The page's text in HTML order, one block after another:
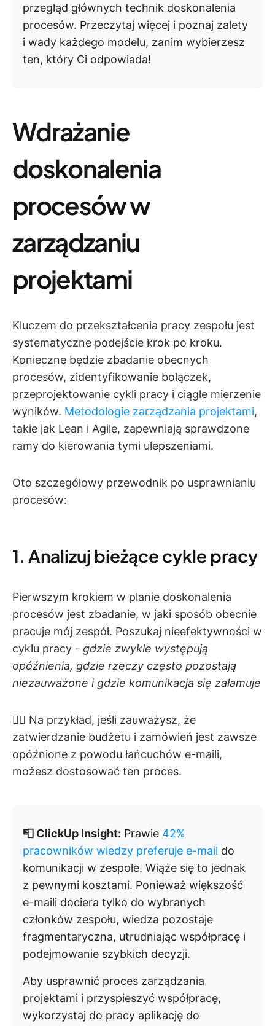
przegląd głównych technik doskonalenia
procesów. Przeczytaj więcej i poznaj zalety
i wady każdego modelu, zanim wybierzesz
ten, który Ci odpowiada!
Wdrażanie
doskonalenia
procesów w
zarządzaniu
projektami
Kluczem do przekształcenia pracy zespołu jest
systematyczne podejście krok po kroku.
Konieczne będzie zbadanie obecnych
procesów, zidentyfikowanie bolączek,
przeprojektowanie cykli pracy i ciągłe mierzenie
wyników. Metodologie zarządzania projektami,
takie jak Lean i Agile, zapewniają sprawdzone
ramy do kierowania tymi ulepszeniami.
Oto szczegółowy przewodnik po usprawnianiu
procesów:
1. Analizuj bieżące cykle pracy
Pierwszym krokiem w planie doskonalenia
procesów jest zbadanie, w jaki sposób obecnie
pracuje mój zespół. Poszukaj nieefektywności w
cyklu pracy - gdzie zwykle występują
opóźnienia, gdzie rzeczy często pozostają
niezauważone i gdzie komunikacja się załamuje
👉🏼 Na przykład, jeśli zauważysz, że
zatwierdzanie budżetu i zamówień jest zawsze
opóźnione z powodu łańcuchów e-maili,
możesz dostosować ten proces.
📮 ClickUp Insight: Prawie 42%
pracowników wiedzy preferuje e-mail do
komunikacji w zespole. Wiąże się to jednak
z pewnymi kosztami. Ponieważ większość
e-maili dociera tylko do wybranych
członków zespołu, wiedza pozostaje
fragmentaryczna, utrudniając współpracę i
podejmowanie szybkich decyzji.
Aby usprawnić proces zarządzania
projektami i przyspieszyć współpracę,
wykorzystaj do pracy aplikację do